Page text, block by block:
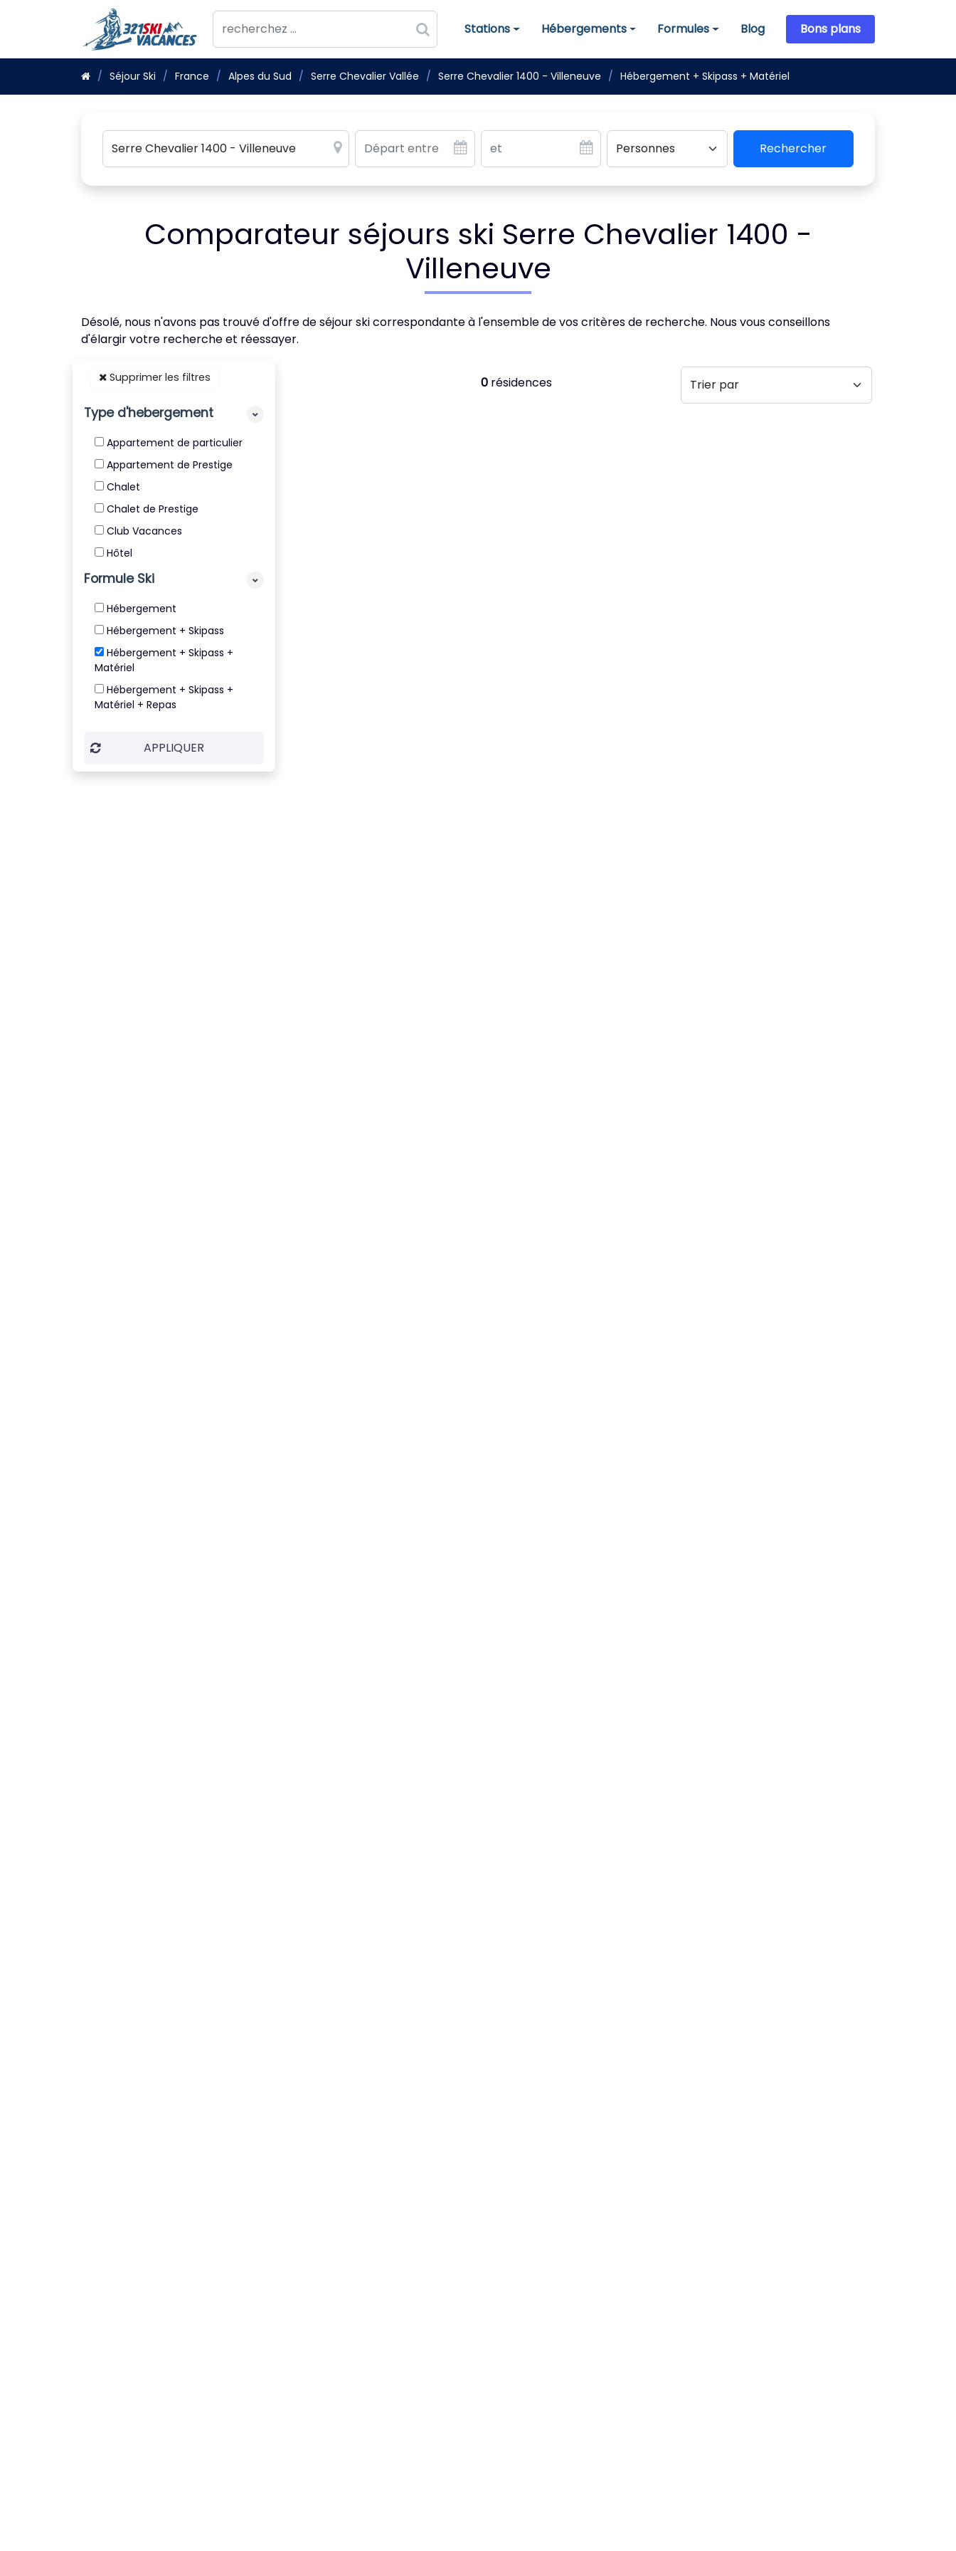
Stations
Stations de skiHébergements
Hébergements Formules
Formules Blog Bons plans
Séjour Ski France Alpes du Sud Serre Chevalier Vallée Serre Chevalier 1400 - Villeneuve Hébergement + Skipass + Matériel
Rechercher
Comparateur séjours ski Serre Chevalier 1400 -
Villeneuve
Désolé, nous n'avons pas trouvé d'offre de séjour ski correspondante à l'ensemble de vos critères de recherche. Nous vous conseillons
d'élargir votre recherche et réessayer.
Supprimer les filtres
Type d'hebergement
Appartement de particulier
Appartement de Prestige
Chalet
Chalet de Prestige
Club Vacances
Hôtel
Résidence
5*
Villa
Formule Ski
Hébergement
Hébergement + Skipass
Hébergement + Skipass +
Matériel
Hébergement + Skipass +
Matériel + Repas
APPLIQUER
0résidences